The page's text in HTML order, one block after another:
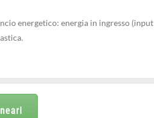
energetico: energia in ingresso (input